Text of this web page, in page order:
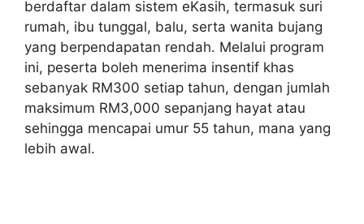
berdaftar dalam sistem eKasih, termasuk suri
rumah, ibu tunggal, balu, serta wanita bujang
yang berpendapatan rendah. Melalui program
ini, peserta boleh menerima insentif khas
sebanyak RM300 setiap tahun, dengan jumlah
maksimum RM3,000 sepanjang hayat atau
sehingga mencapai umur 55 tahun, mana yang
lebih awal.